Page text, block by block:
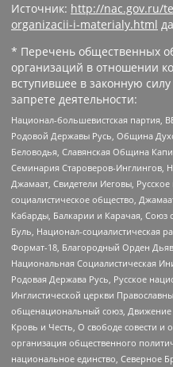
Источник: http://nac.gov.ru/
organizacii-i-materialy.html
* Перечень общественных
организаций в отношении
вступившее в законную
запрете деятельности:
Национал-большевистская партия,
Родовой Державы Русь, Община
Беловодья, Славянская Община
Семинария Староверов-Инглингов,
Джамаат, Свидетели Иеговы,
социалистическое общество,
Кабарды, Балкарии и Карачая, Союз
Буль, Национал-социалистическая
Формат-18, Благородный Орден
Национальная Социалистическая
Родовая Держава Русь, Русское
Инглистической церкви
общенациональный союз, Движение
Кровь и Честь, О свободе совести и
организация общественного
национальное единство, Северное